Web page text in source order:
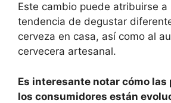
Este cambio puede atribuirse a
tendencia de degustar
cerveza en casa, así como al
cervecera artesanal.
Es interesante notar cómo
los consumidores están